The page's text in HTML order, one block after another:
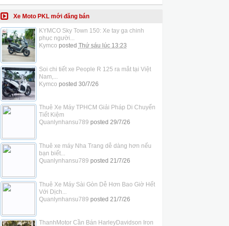
Xe Moto PKL mới đăng bán
KYMCO Sky Town 150: Xe tay ga chinh
phục người...
Kymco posted Thứ sáu lúc 13:23
Soi chi tiết xe People R 125 ra mắt tại Việt
Nam,...
Kymco posted 30/7/26
Thuê Xe Máy TPHCM Giải Pháp Di Chuyển
Tiết Kiệm
Quanlynhansu789 posted 29/7/26
Thuê xe máy Nha Trang dễ dàng hơn nếu
bạn biết...
Quanlynhansu789 posted 21/7/26
Thuê Xe Máy Sài Gòn Dễ Hơn Bao Giờ Hết
Với Dịch...
Quanlynhansu789 posted 21/7/26
ThanhMotor Cần Bán HarleyDavidson Iron